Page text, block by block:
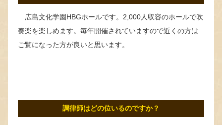
広島文化学園HBGホールです。2,000人収容のホールで吹
奏楽を楽しめます。毎年開催されていますので近くの方は
ご覧になった方が良いと思います。
調律師はどの位いるのですか？